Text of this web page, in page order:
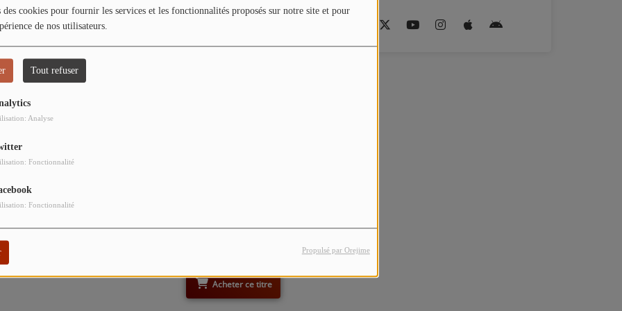
cookies pour fournir les services et les fonctionnalités proposés sur notre site et pour
de nos utilisateurs.
Tout refuser
Analyse
Fonctionnalité
Fonctionnalité
Propulsé par Orejime
Acheter ce titre
Acheter ce titre